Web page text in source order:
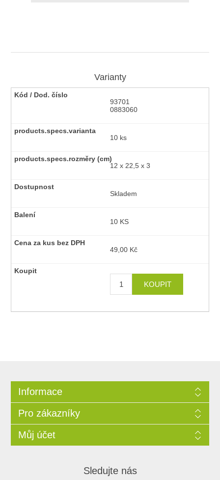
Varianty
93701
0883060
10 ks
12 x 22,5 x 3
Skladem
10 KS
49,00 Kč
Informace
Pro zákazníky
Můj účet
Sledujte nás